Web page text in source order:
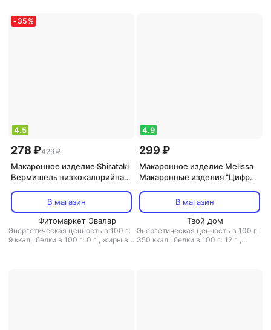
- 35 %
4.5
278 ₽429 ₽
Макаронное изделие Shirataki
Вермишель низкокалорийная,
В магазин
Фитомаркет Эвалар
Энергетическая ценность в 100 г:
9 ккал , белки в 100 г: 0 г , жиры в
4.9
299 ₽
Макаронное изделие Melissa
Макаронные изделия "Цифры"
В магазин
Твой дом
Энергетическая ценность в 100 г:
350 ккал , белки в 100 г: 12 г ,